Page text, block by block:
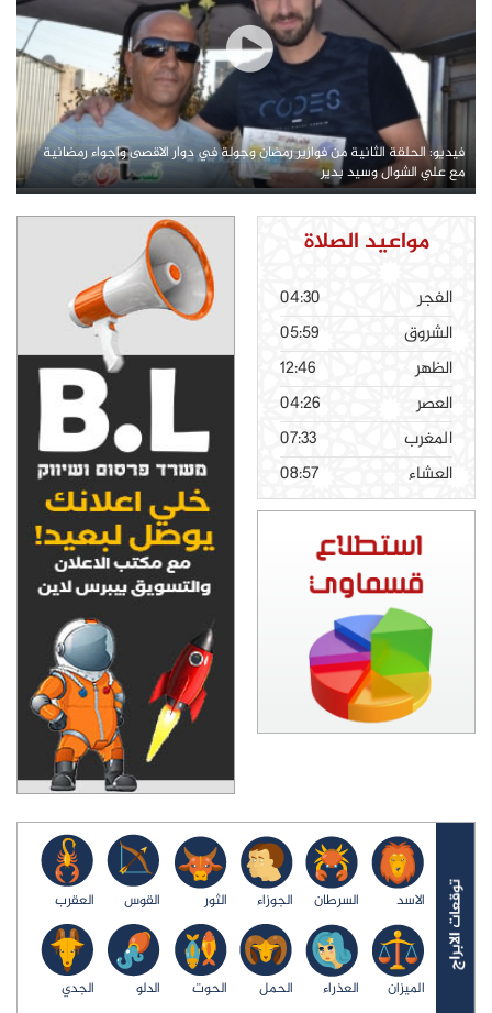
فيديو: الحلقة الثانية من فوازير رمضان وجولة في دوار الاقصى واجواء رمضانية
مع علي الشوال وسيد بدير
مواعيد الصلاة
الفجر
04:30
الشروق
05:59
الظهر
12:46
العصر
04:26
المغرب
07:33
العشاء
08:57
الاسد السرطان الجوزاء الثور القوس العقرب
الميزان العذراء الحمل الحوت الدلو الجدي